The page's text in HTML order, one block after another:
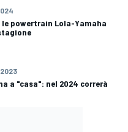
le powertrain Lola-Yamaha
a "casa": nel 2024 correrà